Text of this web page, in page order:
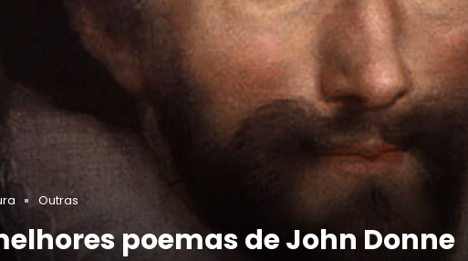
Outras
poemas de John Donne